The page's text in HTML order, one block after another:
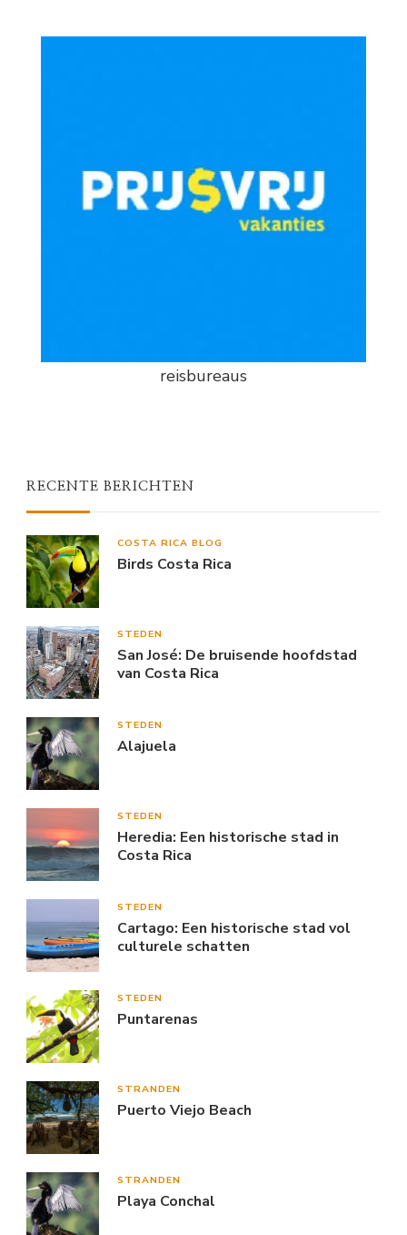
reisbureaus
RECENTE BERICHTEN
COSTA RICA BLOG
Birds Costa Rica
STEDEN
San José: De bruisende hoofdstad
van Costa Rica
STEDEN
Alajuela
STEDEN
Heredia: Een historische stad in
Costa Rica
STEDEN
Cartago: Een historische stad vol
culturele schatten
STEDEN
Puntarenas
STRANDEN
Puerto Viejo Beach
STRANDEN
Playa Conchal